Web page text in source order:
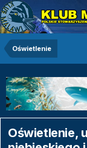
Oświetlenie
Oświetlenie,